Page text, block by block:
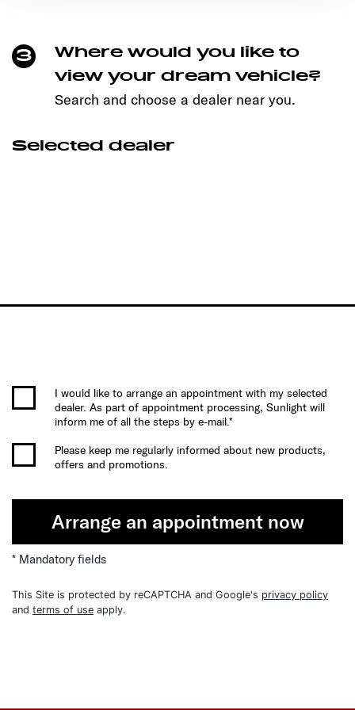
3
Where would you like to
view your dream vehicle?
Search and choose a dealer near you.
Selected dealer
I would like to arrange an appointment with my selected
dealer. As part of appointment processing, Sunlight will
inform me of all the steps by e-mail.*
Please keep me regularly informed about new products,
offers and promotions.
Arrange an appointment now
* Mandatory fields
This Site is protected by reCAPTCHA and Google's privacy policy
and terms of use apply.